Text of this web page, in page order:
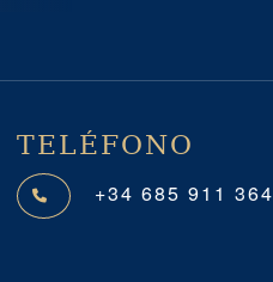
TELÉFONO
+34 685 911 364